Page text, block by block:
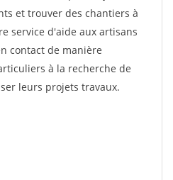
et trouver des chantiers à
service d'aide aux artisans
contact de manière
à la recherche de
leurs projets travaux.